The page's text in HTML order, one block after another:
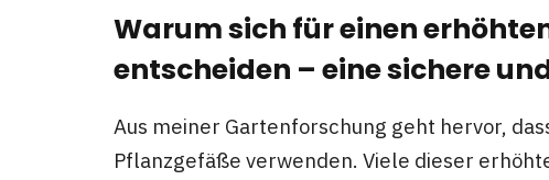
Warum sich für einen
entscheiden – eine sichere
Aus meiner Gartenforschung geht hervor,
Pflanzgefäße verwenden. Viele dieser